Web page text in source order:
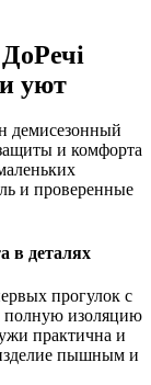
уют
демисезонный
и комфорта
и проверенные
в деталях
прогулок с
полную изоляцию
практична и
пышным и